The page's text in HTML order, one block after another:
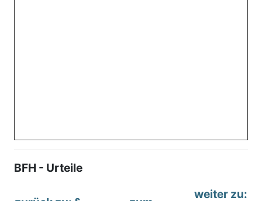
BFH - Urteile
weiter zu: